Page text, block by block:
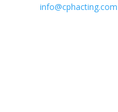
info@cphacting.com